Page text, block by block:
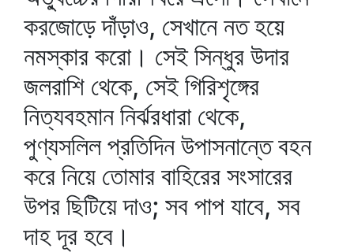
করজোড়ে দাঁড়াও, সেখানে নত হয়ে
নমস্কার করো। সেই সিন্ধুর উদার
জলরাশি থেকে, সেই গিরিশৃঙ্গের
নিত্যবহমান নির্ঝরধারা থেকে,
পুণ্যসলিল প্রতিদিন উপাসনান্তে বহন
করে নিয়ে তোমার বাহিরের সংসারের
উপর ছিটিয়ে দাও; সব পাপ যাবে, সব
দাহ দূর হবে।